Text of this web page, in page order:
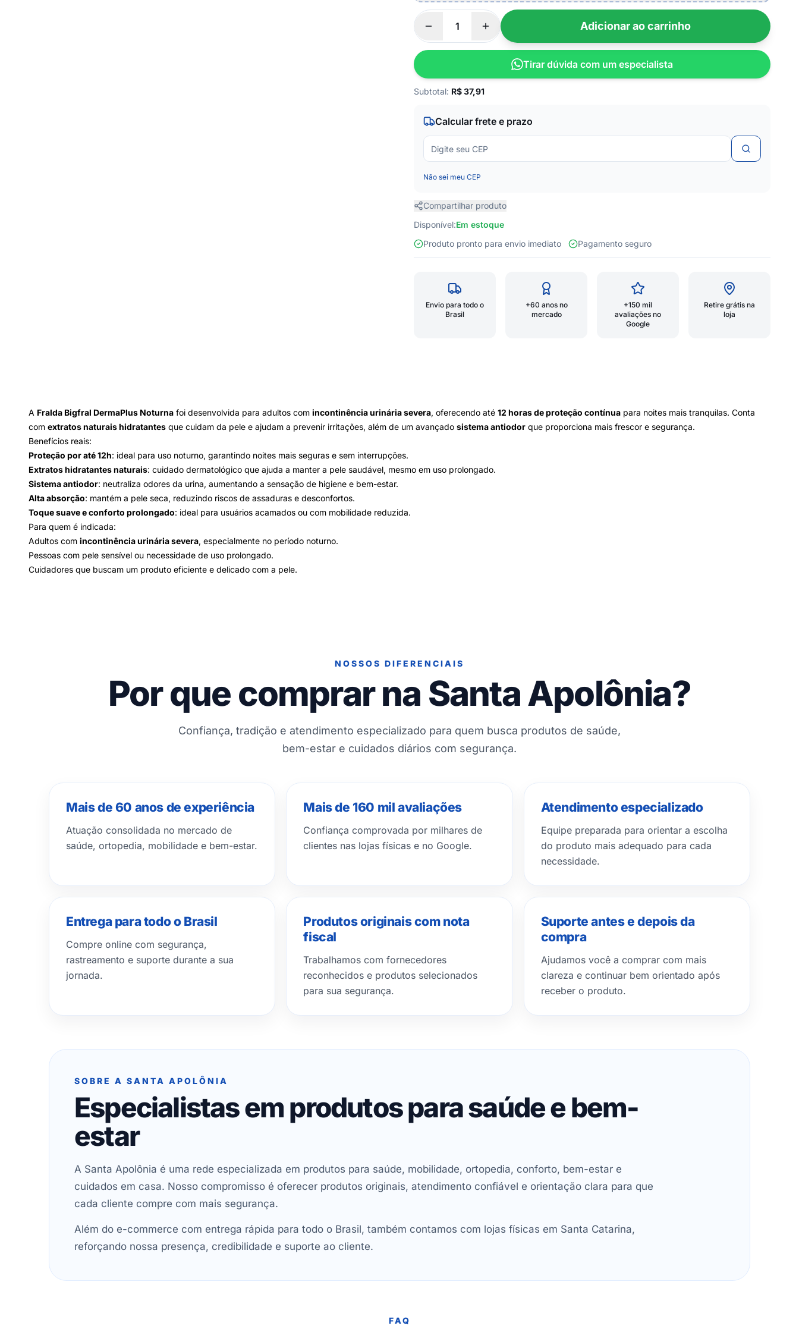
Adicionar ao carrinho
Tirar dúvida com um especialista
Subtotal: R$37,91
Calcular frete e prazo
Não sei meu CEP
Compartilhar produto
Disponível:Em estoque
Produto pronto para envio imediato
Pagamento seguro
Envio para todo o
Brasil
+60 anos no
mercado
+150 mil
avaliações no
Google
Retire grátis na
loja
A Fralda Bigfral DermaPlus Noturna foi desenvolvida para adultos com incontinência urinária severa, oferecendo até 12 horas de proteção contínua para noites mais tranquilas. Conta
com extratos naturais hidratantes que cuidam da pele e ajudam a prevenir irritações, além de um avançado sistema antiodor que proporciona mais frescor e segurança.
Benefícios reais:
Proteção por até 12h: ideal para uso noturno, garantindo noites mais seguras e sem interrupções.
Extratos hidratantes naturais: cuidado dermatológico que ajuda a manter a pele saudável, mesmo em uso prolongado.
Sistema antiodor: neutraliza odores da urina, aumentando a sensação de higiene e bem-estar.
Alta absorção: mantém a pele seca, reduzindo riscos de assaduras e desconfortos.
Toque suave e conforto prolongado: ideal para usuários acamados ou com mobilidade reduzida.
Para quem é indicada:
Adultos com incontinência urinária severa, especialmente no período noturno.
Pessoas com pele sensível ou necessidade de uso prolongado.
Cuidadores que buscam um produto eficiente e delicado com a pele.
NOSSOS DIFERENCIAIS
Por que comprar na Santa Apolônia?
Confiança, tradição e atendimento especializado para quem busca produtos de saúde,
bem-estar e cuidados diários com segurança.
Mais de 60 anos de experiência
Atuação consolidada no mercado de
saúde, ortopedia, mobilidade e bem-estar.
Mais de 160 mil avaliações
Confiança comprovada por milhares de
clientes nas lojas físicas e no Google.
Atendimento especializado
Equipe preparada para orientar a escolha
do produto mais adequado para cada
necessidade.
Entrega para todo o Brasil
Compre online com segurança,
rastreamento e suporte durante a sua
jornada.
Produtos originais com nota
fiscal
Trabalhamos com fornecedores
reconhecidos e produtos selecionados
para sua segurança.
Suporte antes e depois da
compra
Ajudamos você a comprar com mais
clareza e continuar bem orientado após
receber o produto.
SOBRE A SANTA APOLÔNIA
Especialistas em produtos para saúde e bem-
estar
A Santa Apolônia é uma rede especializada em produtos para saúde, mobilidade, ortopedia, conforto, bem-estar e
cuidados em casa. Nosso compromisso é oferecer produtos originais, atendimento confiável e orientação clara para que
cada cliente compre com mais segurança.
Além do e-commerce com entrega rápida para todo o Brasil, também contamos com lojas físicas em Santa Catarina,
reforçando nossa presença, credibilidade e suporte ao cliente.
FAQ